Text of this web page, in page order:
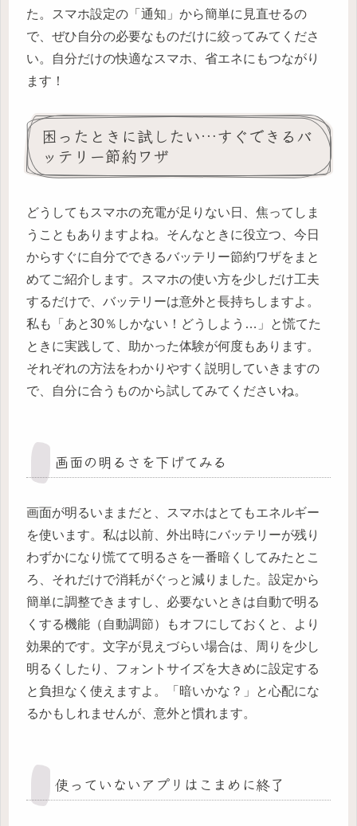
た。スマホ設定の「通知」から簡単に見直せるの
で、ぜひ自分の必要なものだけに絞ってみてくださ
い。自分だけの快適なスマホ、省エネにもつながり
ます！
困ったときに試したい…すぐできるバ
ッテリー節約ワザ
どうしてもスマホの充電が足りない日、焦ってしま
うこともありますよね。そんなときに役立つ、今日
からすぐに自分でできるバッテリー節約ワザをまと
めてご紹介します。スマホの使い方を少しだけ工夫
するだけで、バッテリーは意外と長持ちしますよ。
私も「あと30％しかない！どうしよう…」と慌てた
ときに実践して、助かった体験が何度もあります。
それぞれの方法をわかりやすく説明していきますの
で、自分に合うものから試してみてくださいね。
画面の明るさを下げてみる
画面が明るいままだと、スマホはとてもエネルギー
を使います。私は以前、外出時にバッテリーが残り
わずかになり慌てて明るさを一番暗くしてみたとこ
ろ、それだけで消耗がぐっと減りました。設定から
簡単に調整できますし、必要ないときは自動で明る
くする機能（自動調節）もオフにしておくと、より
効果的です。文字が見えづらい場合は、周りを少し
明るくしたり、フォントサイズを大きめに設定する
と負担なく使えますよ。「暗いかな？」と心配にな
るかもしれませんが、意外と慣れます。
使っていないアプリはこまめに終了